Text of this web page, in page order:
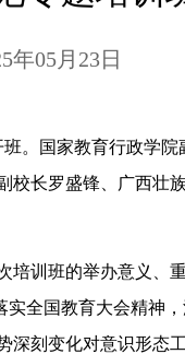
年05月23日
。国家教育行政学
长罗盛锋、广西壮
训班的举办意义、
全国教育大会精神
刻变化对意识形态